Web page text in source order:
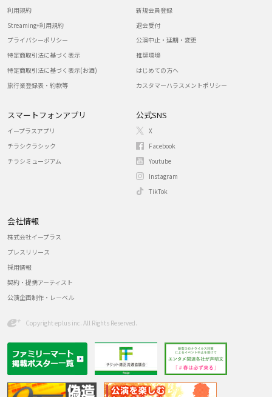
利用規約
Streaming+利用規約
プライバシーポリシー
特定商取引法に基づく表示
特定商取引法に基づく表示(お酒)
旅行業登録表・約款等
新規会員登録
退会受付
公演中止・延期・変更
推奨環境
はじめての方へ
カスタマーハラスメントポリシー
スマートフォンアプリ
イープラスアプリ
チラシクラシック
チラシミュージアム
公式SNS
X
Facebook
Youtube
Instagram
TikTok
会社情報
株式会社イープラス
プレスリリース
採用情報
契約・提携アーティスト
公演企画制作・レーベル
Copyright eplus inc. All Rights Reserved.